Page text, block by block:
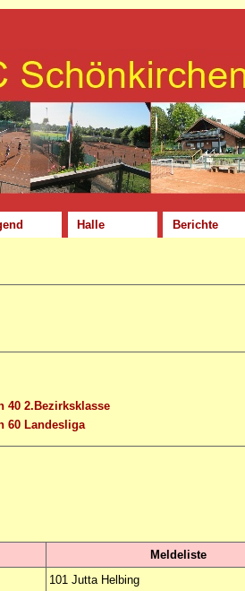
Halle Berichte
40 2.Bezirksklasse
60 Landesliga
Meldeliste
101 Jutta Helbing